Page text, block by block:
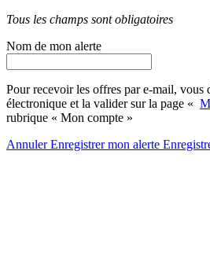
Tous les champs sont obligatoires
Nom de mon alerte
Pour recevoir les offres par e-mail, vous
électronique et la valider sur la page «
rubrique « Mon compte »
AnnulerEnregistrer mon alerte